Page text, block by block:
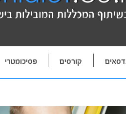
קורסים פסיכומטרי